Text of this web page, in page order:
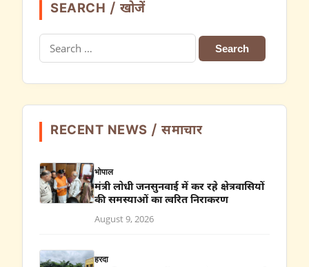
SEARCH / खोजें
Search
for:
RECENT NEWS / समाचार
भोपाल
मंत्री लोधी जनसुनवाई में कर रहे क्षेत्रवासियों
की समस्याओं का त्वरित निराकरण
August 9, 2026
हरदा